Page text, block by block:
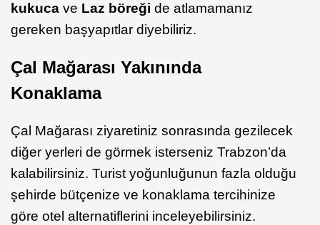
kukuca ve Laz böreği de atlamamanız
gereken başyapıtlar diyebiliriz.
Çal Mağarası Yakınında
Konaklama
Çal Mağarası ziyaretiniz sonrasında gezilecek
diğer yerleri de görmek isterseniz Trabzon’da
kalabilirsiniz. Turist yoğunluğunun fazla olduğu
şehirde bütçenize ve konaklama tercihinize
göre otel alternatiflerini inceleyebilirsiniz.